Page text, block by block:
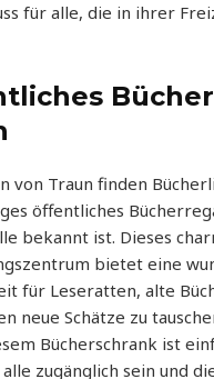
für alle, die in ihrer
von Traun finden
öffentliches
bekannt ist. Dieses
bietet eine
für Leseratten, alte
neue Schätze zu
Bücherschrank ist
zugänglich sein und